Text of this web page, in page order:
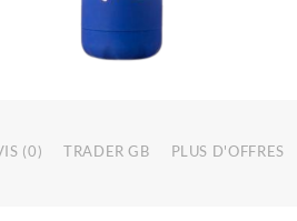
(0) TRADER GB PLUS D'OFFRES